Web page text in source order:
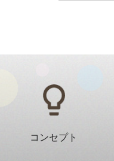
コンセプト